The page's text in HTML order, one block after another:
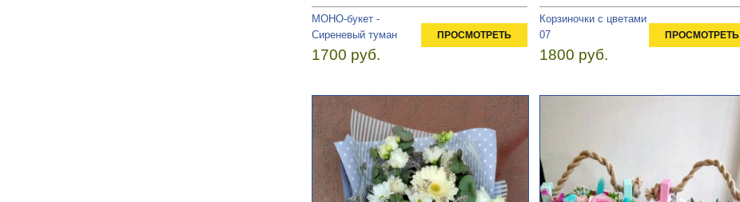
МОНО-букет -
Сиреневый туман
1700 руб.
ПРОСМОТРЕТЬ
Корзиночки с цветами
07
1800 руб.
ПРОСМОТРЕТЬ